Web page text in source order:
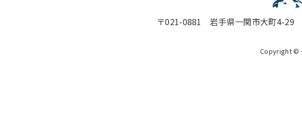
〒021-0881 岩手県一関市大町4-29
Copyright ©